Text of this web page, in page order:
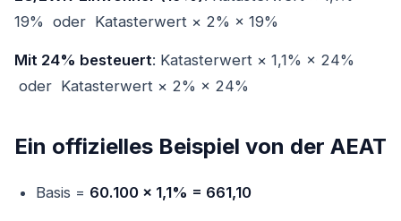
19% oder Katasterwert × 2% × 19%
Mit 24% besteuert: Katasterwert × 1,1% × 24%
oder Katasterwert × 2% × 24%
Ein offizielles Beispiel von der AEAT
Basis = 60.100 × 1,1% = 661,10